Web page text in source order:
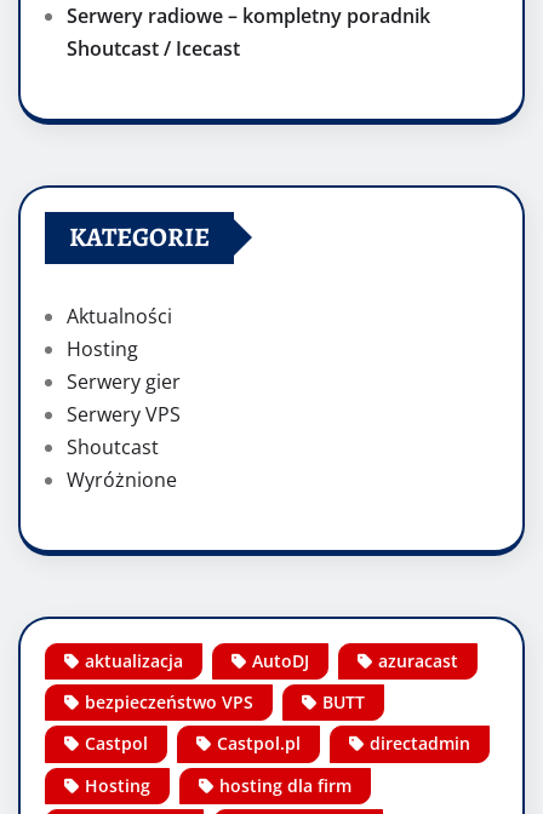
Serwery radiowe – kompletny poradnik
Shoutcast / Icecast
KATEGORIE
Aktualności
Hosting
Serwery gier
Serwery VPS
Shoutcast
Wyróżnione
aktualizacja AutoDJ
azuracast
bezpieczeństwo VPS
BUTT
Castpol
Castpol.pl
directadmin
Hosting
hosting dla firm